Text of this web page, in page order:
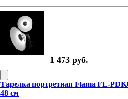
1 473 руб.
Тарелка портретная Flama FL-
48 см